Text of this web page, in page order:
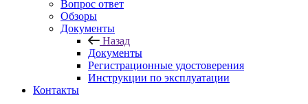
Вопрос ответ
Обзоры
Документы
Назад
Документы
Регистрационные удостоверения
Инструкции по эксплуатации
Контакты